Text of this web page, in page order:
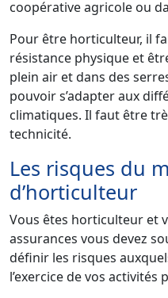
coopérative agricole ou
Pour être horticulteur, il
résistance physique et
plein air et dans des
pouvoir s’adapter aux
climatiques. Il faut être
technicité.
Les risques du
d’horticulteur
Vous êtes horticulteur et
assurances vous devez
définir les risques
l’exercice de vos activités